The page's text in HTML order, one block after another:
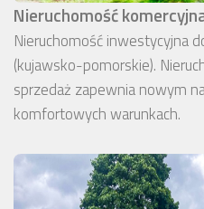
Nieruchomość
Nieruchomość inwestycyjna
(kujawsko-pomorskie).
sprzedaż zapewnia nowym
komfortowych warunkach.